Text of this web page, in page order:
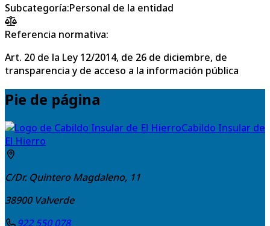
Subcategoría:Personal de la entidad
Referencia normativa:
Art. 20 de la Ley 12/2014, de 26 de diciembre, de
transparencia y de acceso a la información pública
Pie de página
Cabildo Insular de
El Hierro
C/Dr. Quintero Magdaleno, 11
38900 Valverde
922 550 078